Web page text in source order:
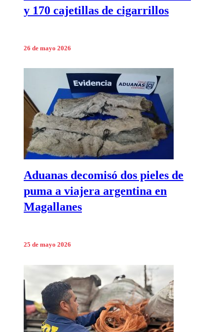
y 170 cajetillas de cigarrillos
26 de mayo 2026
Aduanas decomisó dos pieles de
puma a viajera argentina en
Magallanes
25 de mayo 2026